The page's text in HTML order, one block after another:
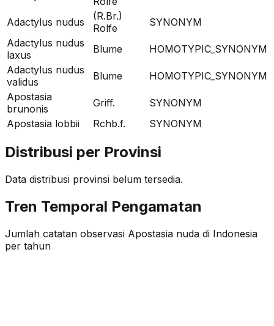
Adactylus nudus
(R.Br.)
Rolfe
SYNONYM
Adactylus nudus
laxus
Blume
HOMOTYPIC_SYNONYM
Adactylus nudus
validus
Blume
HOMOTYPIC_SYNONYM
Apostasia
brunonis
Griff.
SYNONYM
Apostasia lobbii
Rchb.f. SYNONYM
Distribusi per Provinsi
Data distribusi provinsi belum tersedia.
Tren Temporal Pengamatan
Jumlah catatan observasi Apostasia nuda di Indonesia
per tahun